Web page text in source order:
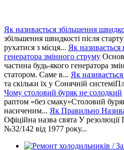
Як називається збільшення
збільшення швидкості після
рухатися з місця... Як називається
генератора змінного струму
частина будь-якого генератора
статором. Саме в... Як
та скільки їх у Сонячній
Чому столовий буряк не солодкий
раптом «без смаку»Столовий
насиченим... Як Правильно
Офіційна назва свята У
№32/142 від 1977 року...